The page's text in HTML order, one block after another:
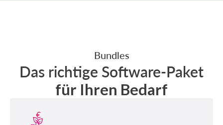
Bundles
Das richtige Software-Paket
für Ihren Bedarf